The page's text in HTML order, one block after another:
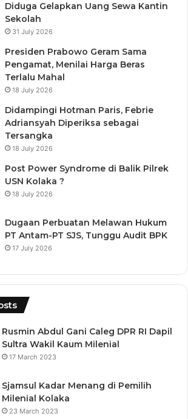
Diduga Gelapkan Uang Sewa Kantin
Sekolah
31 July 2026
Presiden Prabowo Geram Sama
Pengamat, Menilai Harga Beras
Terlalu Mahal
18 July 2026
Didampingi Hotman Paris, Febrie
Adriansyah Diperiksa sebagai
Tersangka
18 July 2026
Post Power Syndrome di Balik Pilrek
USN Kolaka ?
18 July 2026
Dugaan Perbuatan Melawan Hukum
PT Antam-PT SJS, Tunggu Audit BPK
17 July 2026
Rusmin Abdul Gani Caleg DPR RI Dapil
Sultra Wakil Kaum Milenial
17 March 2023
Sjamsul Kadar Menang di Pemilih
Milenial Kolaka
23 March 2023